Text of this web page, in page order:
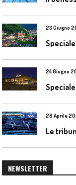
23 Giugno
24 Giugno
28 Aprile
NEWSLETTER